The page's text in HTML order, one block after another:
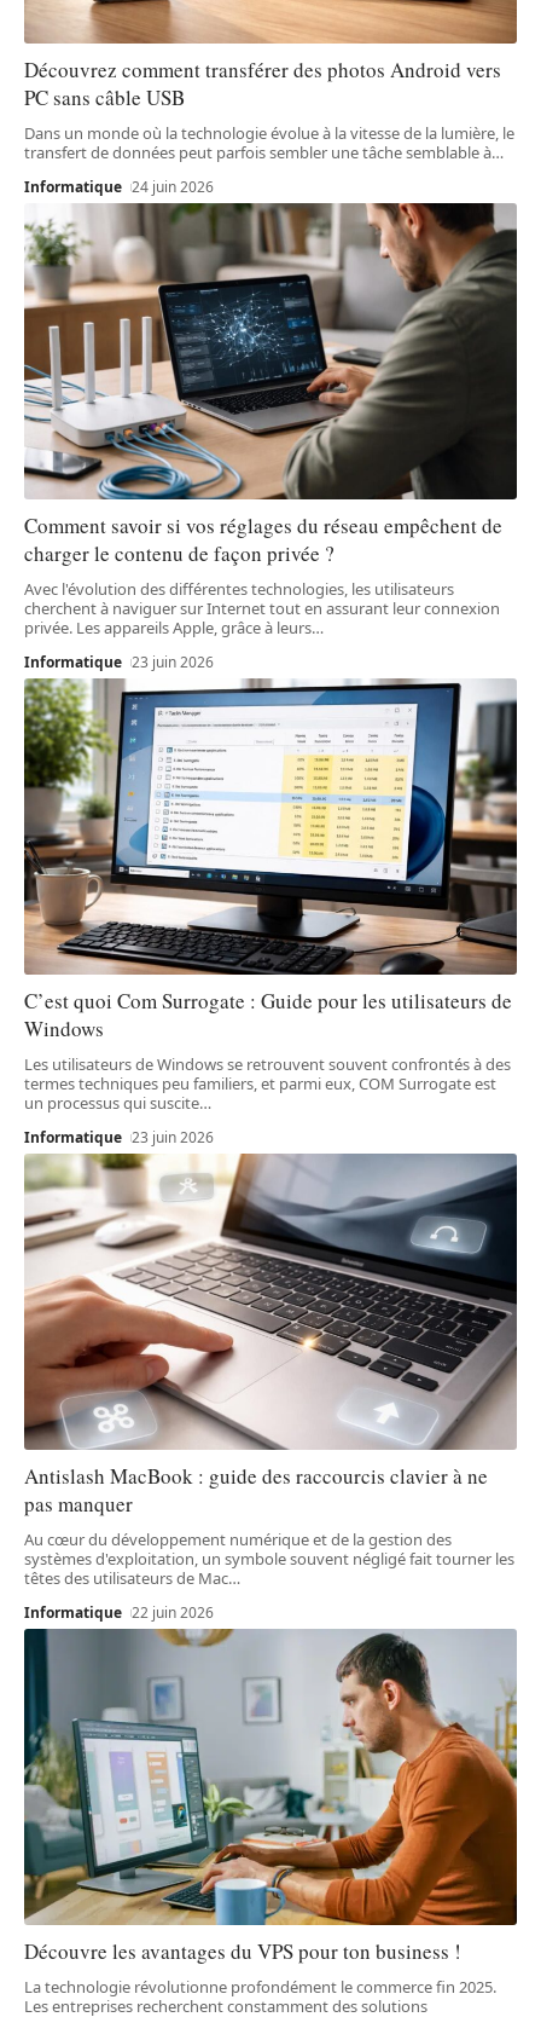
Découvrez comment transférer des photos Android vers
PC sans câble USB
Dans un monde où la technologie évolue à la vitesse de la lumière, le
transfert de données peut parfois sembler une tâche semblable à…
Informatique 24 juin 2026
Comment savoir si vos réglages du réseau empêchent de
charger le contenu de façon privée ?
Avec l'évolution des différentes technologies, les utilisateurs
cherchent à naviguer sur Internet tout en assurant leur connexion
privée. Les appareils Apple, grâce à leurs…
Informatique 23 juin 2026
C’est quoi Com Surrogate : Guide pour les utilisateurs de
Windows
Les utilisateurs de Windows se retrouvent souvent confrontés à des
termes techniques peu familiers, et parmi eux, COM Surrogate est
un processus qui suscite…
Informatique 23 juin 2026
Antislash MacBook : guide des raccourcis clavier à ne
pas manquer
Au cœur du développement numérique et de la gestion des
systèmes d'exploitation, un symbole souvent négligé fait tourner les
têtes des utilisateurs de Mac…
Informatique 22 juin 2026
Découvre les avantages du VPS pour ton business !
La technologie révolutionne profondément le commerce fin 2025.
Les entreprises recherchent constamment des solutions